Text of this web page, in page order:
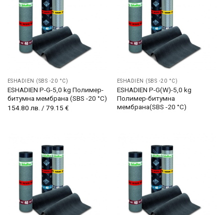
ESHADIEN (SBS -20 °C)
ESHADIEN P-G-5,0 kg Полимер-
битумна мембрана (SBS -20 °C)
154.80 лв. / 79.15 €
ESHADIEN (SBS -20 °C)
ESHADIEN P-G(W)-5,0 kg
Полимер-битумна
мембрана(SBS -20 °C)